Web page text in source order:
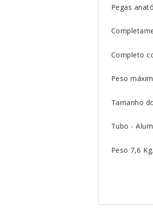
Pegas
Completo
Peso
Tamanho
Tubo -
Peso 7,6 Kg.